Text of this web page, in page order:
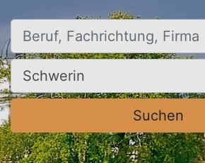
Beruf, Fachrichtung, Firma
Ort, Stadt
Suchen